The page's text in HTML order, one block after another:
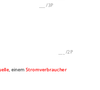
/3P
/2P
, einemStromverbraucher